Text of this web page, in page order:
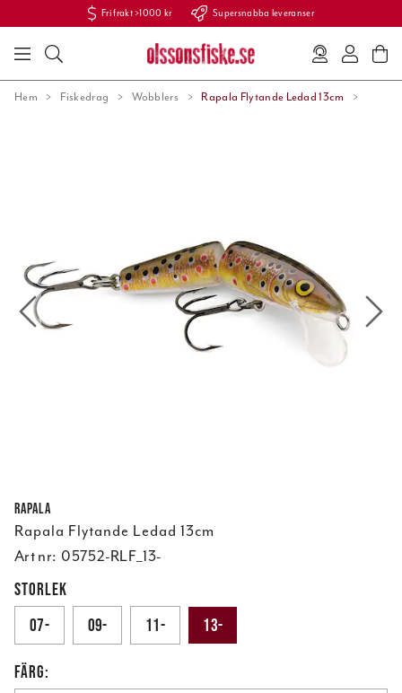
Fri frakt >1000 kr Supersnabba leveranser
Hem Fiskedrag Wobblers Rapala Flytande Ledad 13cm
Rapala
Rapala Flytande Ledad 13cm
Art nr: 05752-RLF_13-
STORLEK
07-
09- 11- 13-
FÄRG: